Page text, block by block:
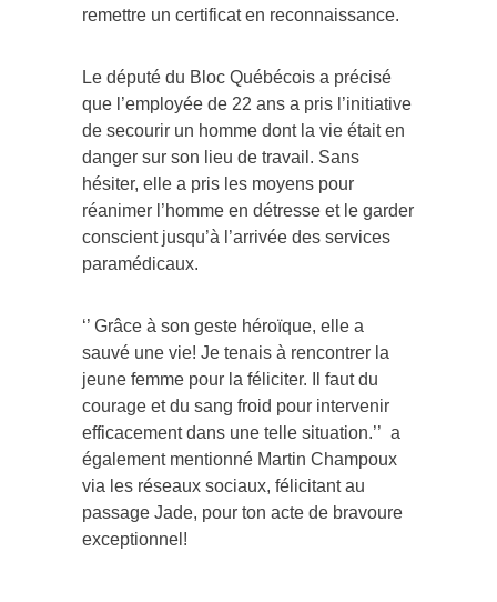
remettre un certificat en reconnaissance.
Le député du Bloc Québécois a précisé
que l’employée de 22 ans a pris l’initiative
de secourir un homme dont la vie était en
danger sur son lieu de travail. Sans
hésiter, elle a pris les moyens pour
réanimer l’homme en détresse et le garder
conscient jusqu’à l’arrivée des services
paramédicaux.
‘’ Grâce à son geste héroïque, elle a
sauvé une vie! Je tenais à rencontrer la
jeune femme pour la féliciter. Il faut du
courage et du sang froid pour intervenir
efficacement dans une telle situation.’’ a
également mentionné Martin Champoux
via les réseaux sociaux, félicitant au
passage Jade, pour ton acte de bravoure
exceptionnel!